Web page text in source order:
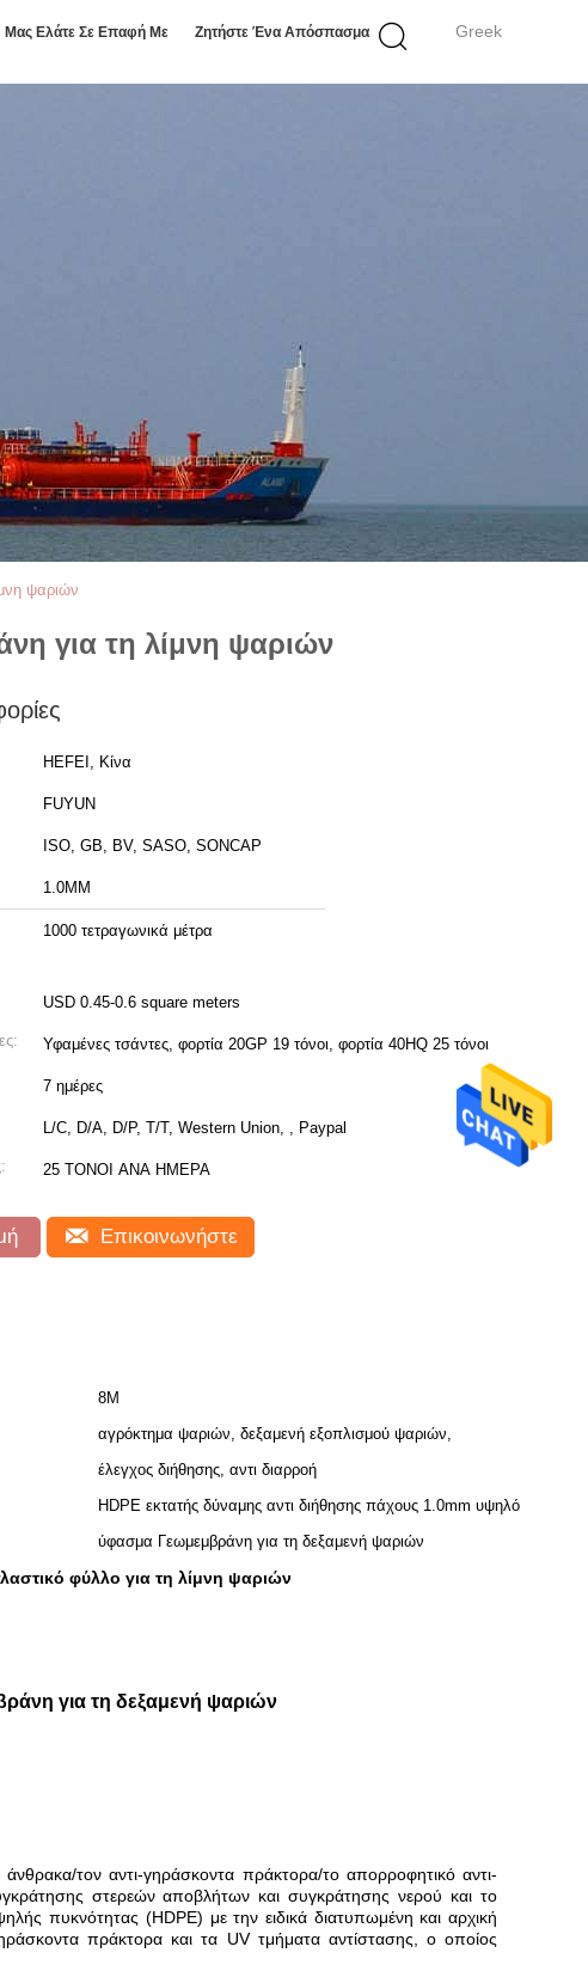
Greek
Μας Ελάτε Σε Επαφή Με Ζητήστε Ένα Απόσπασμα
ψαριών
για τη λίμνη ψαριών
HEFEI, Κίνα
FUYUN
ISO, GB, BV, SASO, SONCAP
1.0MM
1000 τετραγωνικά μέτρα
USD 0.45-0.6 square meters
Υφαμένες τσάντες, φορτία 20GP 19 τόνοι, φορτία 40HQ 25 τόνοι
7 ημέρες
L/C, D/A, D/P, T/T, Western Union, , Paypal
25 ΤΟΝΟΙ ΑΝΑ ΗΜΕΡΑ
Επικοινωνήστε
8M
αγρόκτημα ψαριών, δεξαμενή εξοπλισμού ψαριών,
έλεγχος διήθησης, αντι διαρροή
HDPE εκτατής δύναμης αντι διήθησης πάχους 1.0mm υψηλό
ύφασμα Γεωμεμβράνη για τη δεξαμενή ψαριών
φύλλο για τη λίμνη ψαριών
για τη δεξαμενή ψαριών
τον αντι-γηράσκοντα πράκτορα/το απορροφητικό αντι-
στερεών αποβλήτων και συγκράτησης νερού και το
πυκνότητας (HDPE) με την ειδικά διατυπωμένη και αρχική
πράκτορα και τα UV τμήματα αντίστασης, ο οποίος